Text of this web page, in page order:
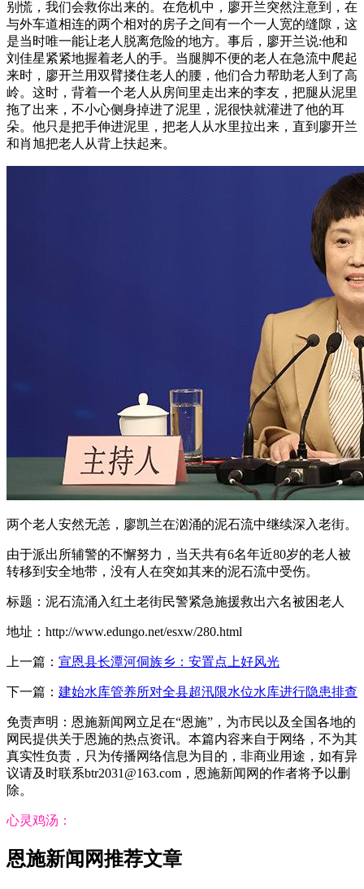
别慌，我们会救你出来的。在危机中，廖开兰突然注意到，在
与外车道相连的两个相对的房子之间有一个一人宽的缝隙，这
是当时唯一能让老人脱离危险的地方。事后，廖开兰说:他和
刘佳星紧紧地握着老人的手。当腿脚不便的老人在急流中爬起
来时，廖开兰用双臂搂住老人的腰，他们合力帮助老人到了高
岭。这时，背着一个老人从房间里走出来的李友，把腿从泥里
拖了出来，不小心侧身掉进了泥里，泥很快就灌进了他的耳
朵。他只是把手伸进泥里，把老人从水里拉出来，直到廖开兰
和肖旭把老人从背上扶起来。
两个老人安然无恙，廖凯兰在汹涌的泥石流中继续深入老街。
由于派出所辅警的不懈努力，当天共有6名年近80岁的老人被
转移到安全地带，没有人在突如其来的泥石流中受伤。
标题：泥石流涌入红土老街民警紧急施援救出六名被困老人
地址：http://www.edungo.net/esxw/280.html
上一篇： 宣恩县长潭河侗族乡：安置点上好风光
下一篇： 建始水库管养所对全县超汛限水位水库进行隐患排查
免责声明：恩施新闻网立足在“恩施”，为市民以及全国各地的
网民提供关于恩施的热点资讯。本篇内容来自于网络，不为其
真实性负责，只为传播网络信息为目的，非商业用途，如有异
议请及时联系btr2031@163.com，恩施新闻网的作者将予以删
除。
心灵鸡汤：
恩施新闻网推荐文章